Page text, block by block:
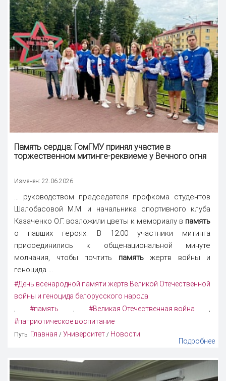
Память сердца: ГомГМУ принял участие в
торжественном митинге-реквиеме у Вечного огня
Изменен: 22.06.2026
... руководством председателя профкома студентов
Шалобасовой М.М. и начальника спортивного клуба
Казаченко О.Г. возложили цветы к мемориалу в память
о павших героях. В 12:00 участники митинга
присоединились к общенациональной минуте
молчания, чтобы почтить памятьжертв войны и
геноцида ...
#День всенародной памяти жертв Великой Отечественной
войны и геноцида белорусского народа
,#память , #Великая Отечественная война ,
#патриотическое воспитание
Путь: Главная / Университет / Новости
Подробнее